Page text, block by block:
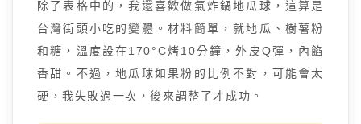
除了表格中的，我還喜歡做氣炸鍋地瓜球，這算是
台灣街頭小吃的變體。材料簡單，就地瓜、樹薯粉
和糖，溫度設在170°C烤10分鐘，外皮Q彈，內餡
香甜。不過，地瓜球如果粉的比例不對，可能會太
硬，我失敗過一次，後來調整了才成功。